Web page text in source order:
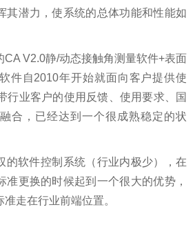
其潜力，使系统的总体功能和性能如
CA V2.0静/动态接触角测量软件+表面
件自2010年开始就面向客户提供使
行业客户的使用反馈、使用要求、国
合，已经达到一个很成熟稳定的状
的软件控制系统（行业内极少），在
准更换的时候起到一个很大的优势，
走在行业前端位置。